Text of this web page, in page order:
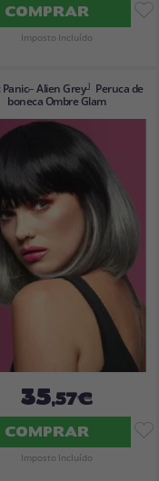
COMPRAR
Imposto Incluído
Alien Grey┘ Peruca de
boneca Ombre Glam
35,57€
COMPRAR
Imposto Incluído